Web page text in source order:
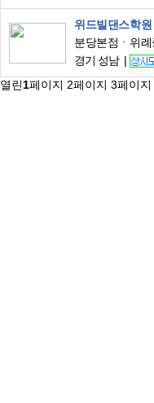
위드빌댄스학원
경기 성남
열린1페이지 2페이지 3페이지